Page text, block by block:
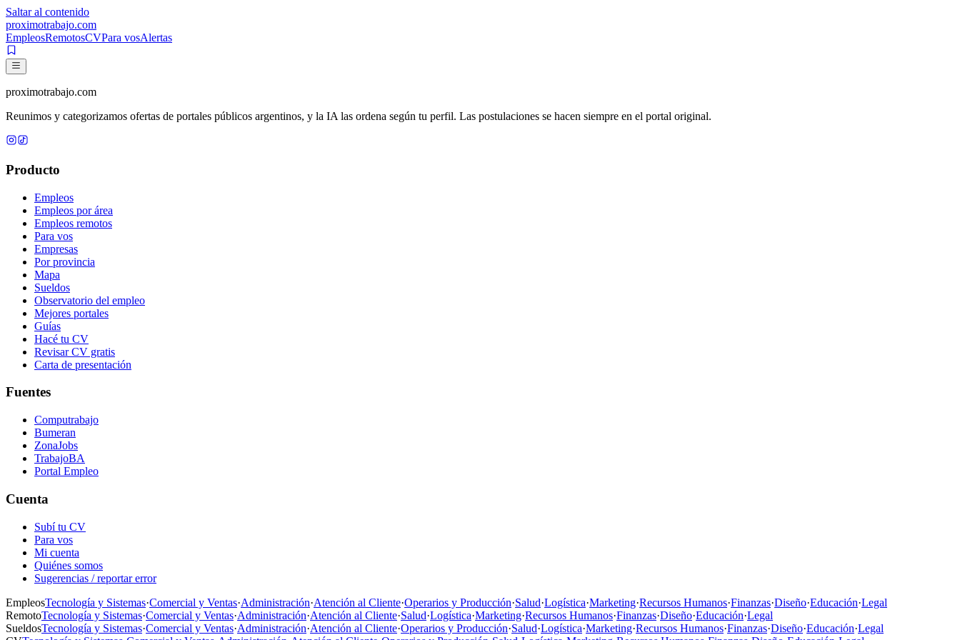
Saltar al contenido
proximotrabajo.com
EmpleosRemotosCVPara vosAlertas
proximotrabajo.com
Reunimos y categorizamos ofertas de portales públicos argentinos, y la IA las ordena según tu perfil. Las postulaciones se hacen siempre en el portal original.
Producto
Empleos
Empleos por área
Empleos remotos
Para vos
Empresas
Por provincia
Mapa
Sueldos
Observatorio del empleo
Mejores portales
Guías
Hacé tu CV
Revisar CV gratis
Carta de presentación
Fuentes
Computrabajo
Bumeran
ZonaJobs
TrabajoBA
Portal Empleo
Cuenta
Subí tu CV
Para vos
Mi cuenta
Quiénes somos
Sugerencias / reportar error
EmpleosTecnología y Sistemas·Comercial y Ventas·Administración·Atención al Cliente·Operarios y Producción·Salud·Logística·Marketing·Recursos Humanos·Finanzas·Diseño·Educación·Legal
RemotoTecnología y Sistemas·Comercial y Ventas·Administración·Atención al Cliente·Salud·Logística·Marketing·Recursos Humanos·Finanzas·Diseño·Educación·Legal
SueldosTecnología y Sistemas·Comercial y Ventas·Administración·Atención al Cliente·Operarios y Producción·Salud·Logística·Marketing·Recursos Humanos·Finanzas·Diseño·Educación·Legal